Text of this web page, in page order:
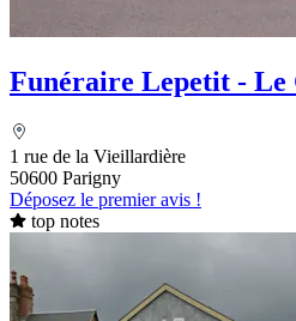
Funéraire Lepetit - Le
1 rue de la Vieillardière
50600 Parigny
Déposez le premier avis !
top notes